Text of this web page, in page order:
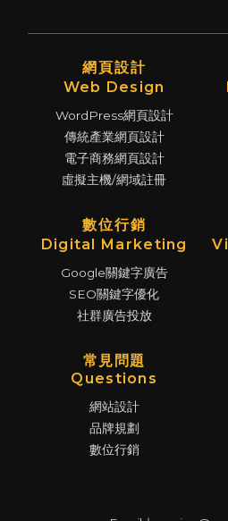
網頁設計
Web Design
WordPress網頁設計
傳統產業網頁設計
電子商務網頁設計
虛擬主機/網域註冊
數位行銷
Digital Marketing
Google關鍵字廣告
SEO關鍵字優化
社群廣告投放
常見問題
Questions
網站設計
品牌規劃
數位行銷